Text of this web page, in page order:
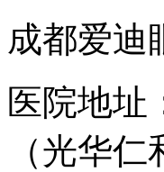
成都爱迪
医院地址
（光华